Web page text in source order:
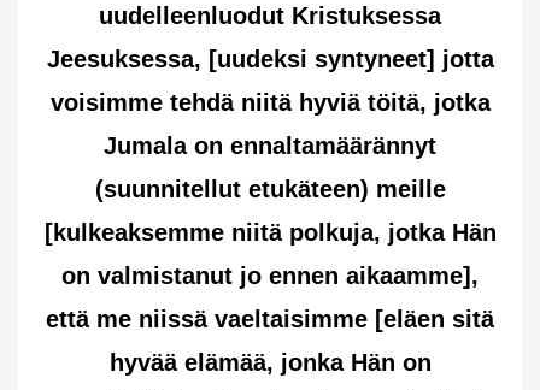
uudelleenluodut Kristuksessa
Jeesuksessa, [uudeksi syntyneet] jotta
voisimme tehdä niitä hyviä töitä, jotka
Jumala on ennaltamäärännyt
(suunnitellut etukäteen) meille
[kulkeaksemme niitä polkuja, jotka Hän
on valmistanut jo ennen aikaamme],
että me niissä vaeltaisimme [eläen sitä
hyvää elämää, jonka Hän on